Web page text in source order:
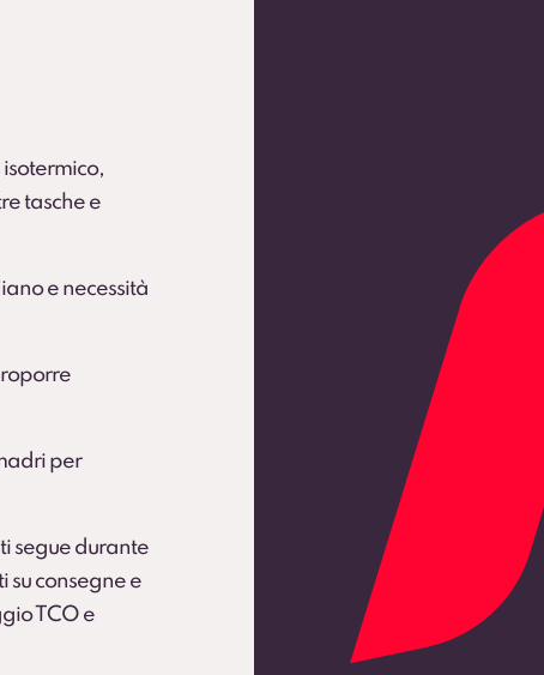
all’interno del vano di carico e sulle parti soggette a usura che
tasche e
e necessità
per
segue durante
su consegne e
TCO e